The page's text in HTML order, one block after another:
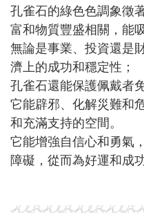
孔雀石的綠色色調象徵
富和物質豐盛相關，能
無論是事業、投資還是
濟上的成功和穩定性；
孔雀石還能保護佩戴者
它能辟邪、化解災難和
和充滿支持的空間。
它能增強自信心和勇氣
障礙，從而為好運和成